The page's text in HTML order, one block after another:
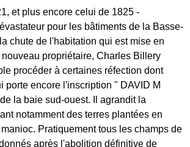
et plus encore celui de 1825 -
pour les bâtiments de la Basse-
chute de l'habitation qui est mise en
propriétaire, Charles Billery
procéder à certaines réfection dont
porte encore l'inscription " DAVID M
la baie sud-ouest. Il agrandit la
notamment des terres plantées en
Pratiquement tous les champs de
après l'abolition définitive de